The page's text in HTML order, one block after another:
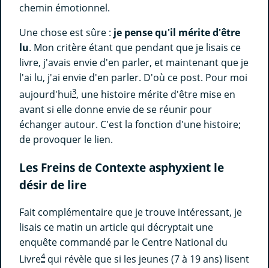
chemin émotionnel.
Une chose est sûre : je pense qu'il mérite d'être
lu. Mon critère étant que pendant que je lisais ce
livre, j'avais envie d'en parler, et maintenant que je
l'ai lu, j'ai envie d'en parler. D'où ce post. Pour moi
aujourd'hui3, une histoire mérite d'être mise en
avant si elle donne envie de se réunir pour
échanger autour. C'est la fonction d'une histoire;
de provoquer le lien.
Les Freins de Contexte asphyxient le
désir de lire
Fait complémentaire que je trouve intéressant, je
lisais ce matin un article qui décryptait une
enquête commandé par le Centre National du
Livre4qui révèle que si les jeunes (7 à 19 ans) lisent